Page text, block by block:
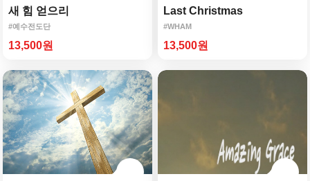
새 힘 얻으리
#예수전도단
13,500원
Last Christmas
#WHAM
13,500원